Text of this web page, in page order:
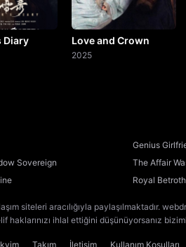
22. Bölüm
23. Bölüm
28. Bölüm
Diary Love and Crown
2025
Genius
Sovereign
The Affair
Royal
siteleri aracılığıyla paylaşılmaktadır.
ihlal ettiğini düşünüyorsanız
Takım İletişim Kullanım Koşulları